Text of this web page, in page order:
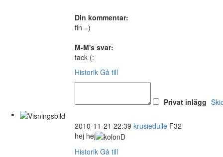
Din kommentar:
fin =)
M-M's svar:
tack (:
Historik Gå till
Privat inlägg
2010-11-21 22:39 krusiedulle F32
hej hej
Historik Gå till